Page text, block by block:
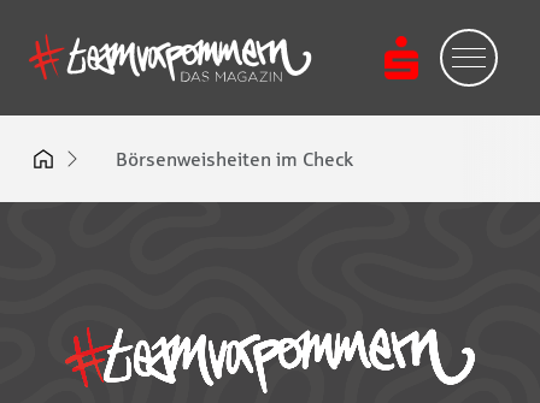
Börsenweisheiten im Check